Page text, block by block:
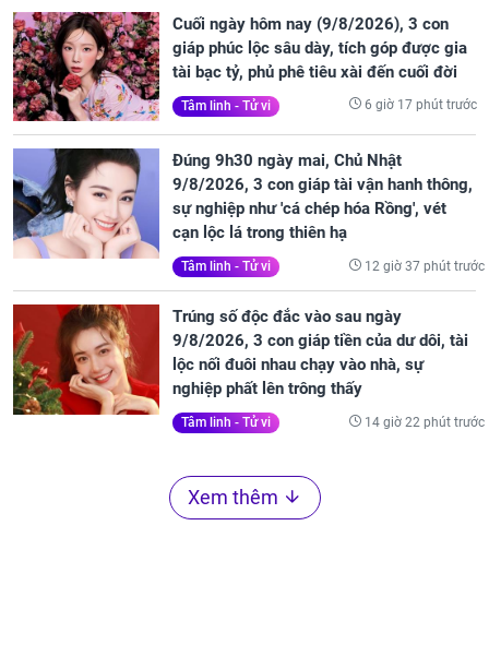
Cuối ngày hôm nay (9/8/2026), 3 con
giáp phúc lộc sâu dày, tích góp được gia
tài bạc tỷ, phủ phê tiêu xài đến cuối đời
Tâm linh - Tử vi 6 giờ 17 phút trước
Đúng 9h30 ngày mai, Chủ Nhật
9/8/2026, 3 con giáp tài vận hanh thông,
sự nghiệp như 'cá chép hóa Rồng', vét
cạn lộc lá trong thiên hạ
Tâm linh - Tử vi 12 giờ 37 phút trước
Trúng số độc đắc vào sau ngày
9/8/2026, 3 con giáp tiền của dư dôi, tài
lộc nối đuôi nhau chạy vào nhà, sự
nghiệp phất lên trông thấy
Tâm linh - Tử vi 14 giờ 22 phút trước
Xem thêm